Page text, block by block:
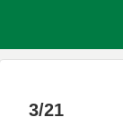
3/21